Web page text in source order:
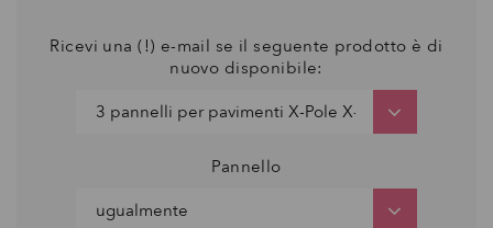
Ricevi una (!) e-mail se il seguente prodotto è di
nuovo disponibile:
Pannello